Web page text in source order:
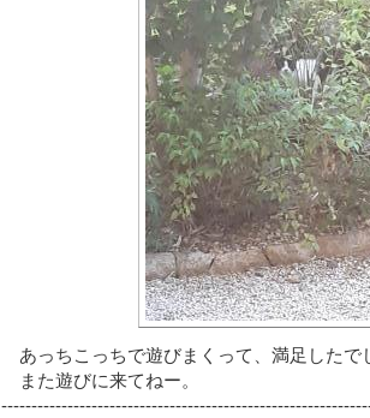
あっちこっちで遊びまくって、満足したで
また遊びに来てねー。